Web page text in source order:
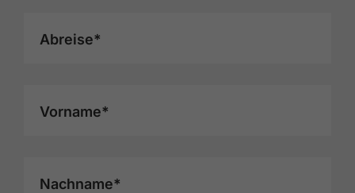
Abreise*
Vorname*
Nachname*